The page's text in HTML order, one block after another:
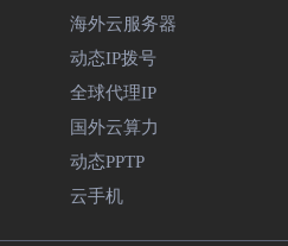
海外云服务器
动态IP拨号
全球代理IP
国外云算力
动态PPTP
云手机